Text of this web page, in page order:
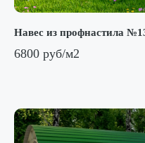
Навес из профнастила
6800 руб/м2